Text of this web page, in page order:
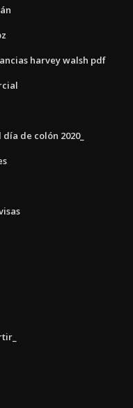
harvey walsh pdf
de colón 2020_